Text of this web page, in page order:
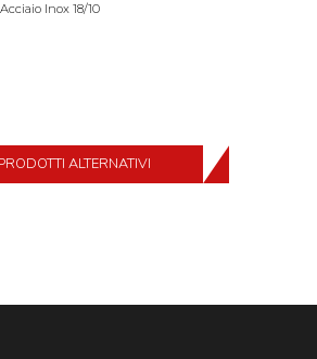
Acciaio Inox 18/10
ALTERNATIVI